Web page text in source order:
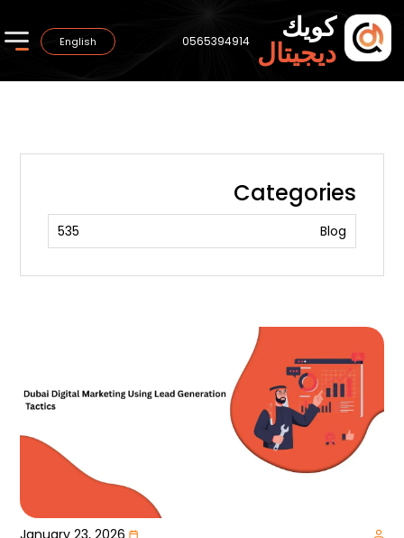
كويك
ديجيتال 0565394914
English
January 23, 2026
Categories
Blog
535